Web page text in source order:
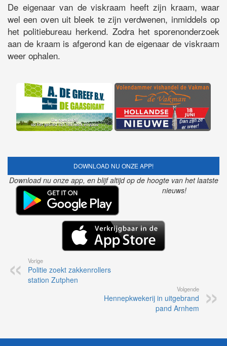
De eigenaar van de viskraam heeft zijn kraam, waar
wel een oven uit bleek te zijn verdwenen, inmiddels op
het politiebureau herkend. Zodra het sporenonderzoek
aan de kraam is afgerond kan de eigenaar de viskraam
weer ophalen.
DOWNLOAD NU ONZE APP!
Download nu onze app, en blijf altijd op de hoogte van het laatste
nieuws!
Vorige
Politie zoekt zakkenrollers
station Zutphen
Volgende
Hennepkwekerij in uitgebrand
pand Arnhem